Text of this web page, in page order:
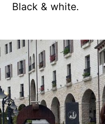
Black & white.